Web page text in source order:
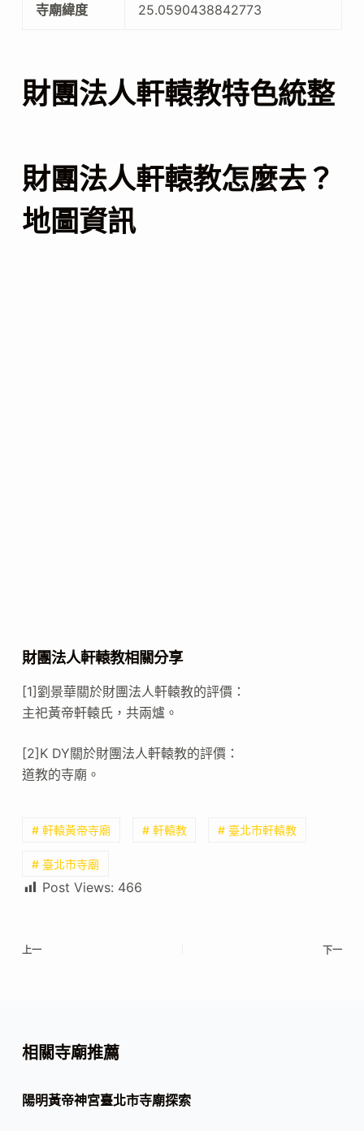
寺廟緯度 25.0590438842773
財團法人軒轅教特色統整
財團法人軒轅教怎麼去？
地圖資訊
財團法人軒轅教相關分享
[1]劉景華關於財團法人軒轅教的評價：
主祀黃帝軒轅氏，共兩爐。
[2]K DY關於財團法人軒轅教的評價：
道教的寺廟。
# 軒轅黃帝寺廟 # 軒轅教 # 臺北市軒轅教
# 臺北市寺廟
Post Views: 466
上一 下一
相關寺廟推薦
陽明黃帝神宮臺北市寺廟探索